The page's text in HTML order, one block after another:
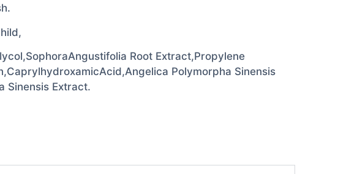
Root Extract,Propylene
Polymorpha Sinensis
Sinensis Extract.